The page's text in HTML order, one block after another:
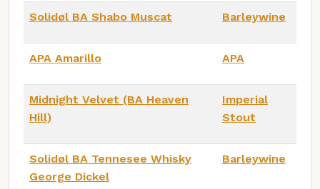
Solidøl BA Shabo Muscat Barleywine
APA Amarillo APA
Midnight Velvet (BA Heaven
Hill)
Imperial
Stout
Solidøl BA Tennesee Whisky
George Dickel
Barleywine